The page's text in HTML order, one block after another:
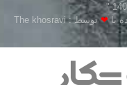
با❤توسط : The khosravi